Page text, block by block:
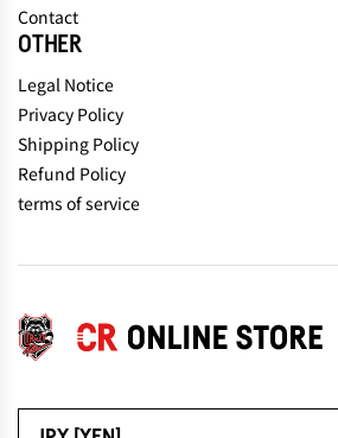
Contact
OTHER
Legal Notice
Privacy Policy
Shipping Policy
Refund Policy
terms of service